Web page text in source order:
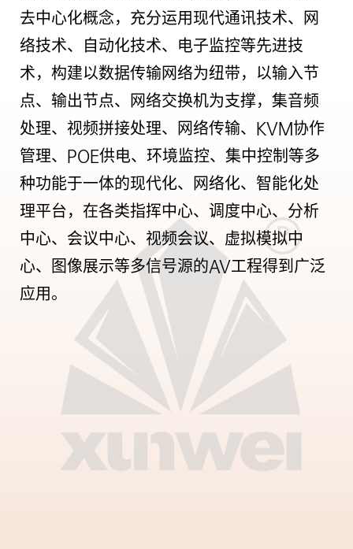
去中心化概念，充分运用现代通讯技术、网
络技术、自动化技术、电子监控等先进技
术，构建以数据传输网络为纽带，以输入节
点、输出节点、网络交换机为支撑，集音频
处理、视频拼接处理、网络传输、KVM协作
管理、POE供电、环境监控、集中控制等多
种功能于一体的现代化、网络化、智能化处
理平台，在各类指挥中心、调度中心、分析
中心、会议中心、视频会议、虚拟模拟中
心、图像展示等多信号源的AV工程得到广泛
应用。